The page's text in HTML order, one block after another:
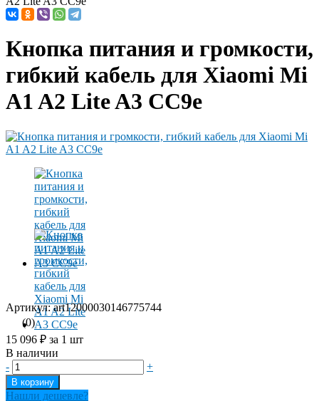
Кнопка питания и громкости,
гибкий кабель для Xiaomi Mi
A1 A2 Lite A3 CC9e
Артикул: art12000030146775744
(0)
15 096 ₽ за 1 шт
В наличии
-
+
В корзину
Нашли дешевле?